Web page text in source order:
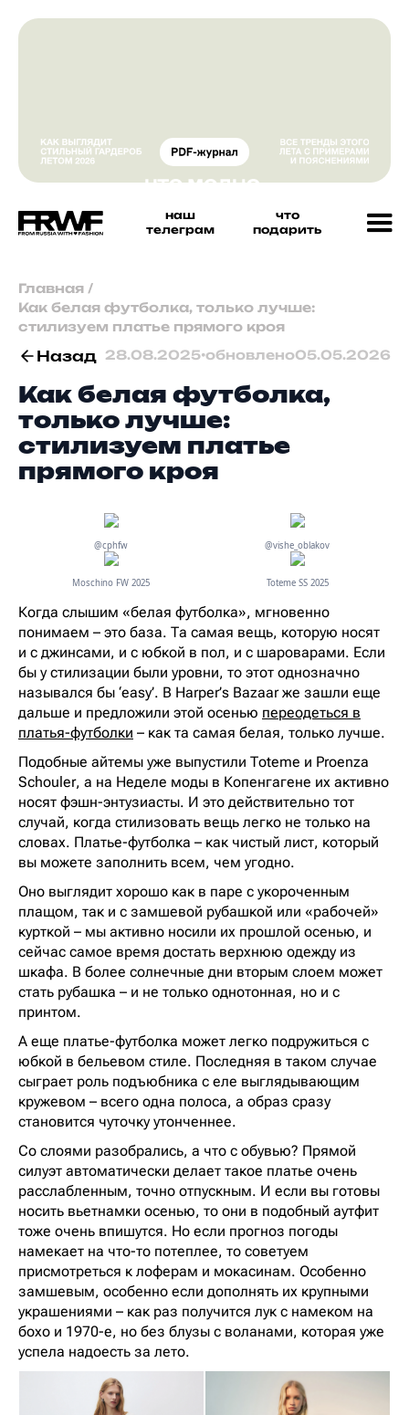
наш
телеграм
что
подарить
Главная /
Как белая футболка, только лучше:
стилизуем платье прямого кроя
Назад 28.08.2025•обновлено05.05.2026
Как белая футболка,
только лучше:
стилизуем платье
прямого кроя
@cphfw @vishe_oblakov
Moschino FW 2025 Toteme SS 2025
Когда слышим «белая футболка», мгновенно
понимаем – это база. Та самая вещь, которую носят
и с джинсами, и с юбкой в пол, и с шароварами. Если
бы у стилизации были уровни, то этот однозначно
назывался бы ‘easy’. В Harper’s Bazaar же зашли еще
дальше и предложили этой осенью переодеться в
платья-футболки – как та самая белая, только лучше.
Подобные айтемы уже выпустили Toteme и Proenza
Schouler, а на Неделе моды в Копенгагене их активно
носят фэшн-энтузиасты. И это действительно тот
случай, когда стилизовать вещь легко не только на
словах. Платье-футболка – как чистый лист, который
вы можете заполнить всем, чем угодно.
Оно выглядит хорошо как в паре с укороченным
плащом, так и с замшевой рубашкой или «рабочей»
курткой – мы активно носили их прошлой осенью, и
сейчас самое время достать верхнюю одежду из
шкафа. В более солнечные дни вторым слоем может
стать рубашка – и не только однотонная, но и с
принтом.
А еще платье-футболка может легко подружиться с
юбкой в бельевом стиле. Последняя в таком случае
сыграет роль подъюбника с еле выглядывающим
кружевом – всего одна полоса, а образ сразу
становится чуточку утонченнее.
Со слоями разобрались, а что с обувью? Прямой
силуэт автоматически делает такое платье очень
расслабленным, точно отпускным. И если вы готовы
носить вьетнамки осенью, то они в подобный аутфит
тоже очень впишутся. Но если прогноз погоды
намекает на что-то потеплее, то советуем
присмотреться к лоферам и мокасинам. Особенно
замшевым, особенно если дополнять их крупными
украшениями – как раз получится лук с намеком на
бохо и 1970-е, но без блузы с воланами, которая уже
успела надоесть за лето.